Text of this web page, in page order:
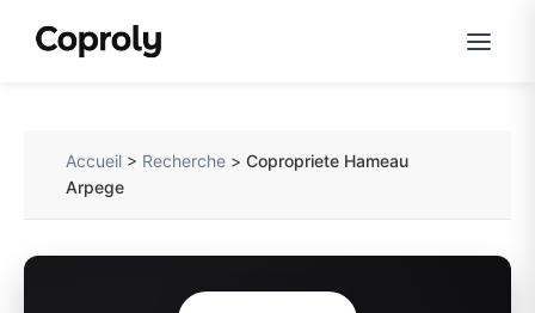
Accueil > Recherche >Copropriete Hameau
Arpege